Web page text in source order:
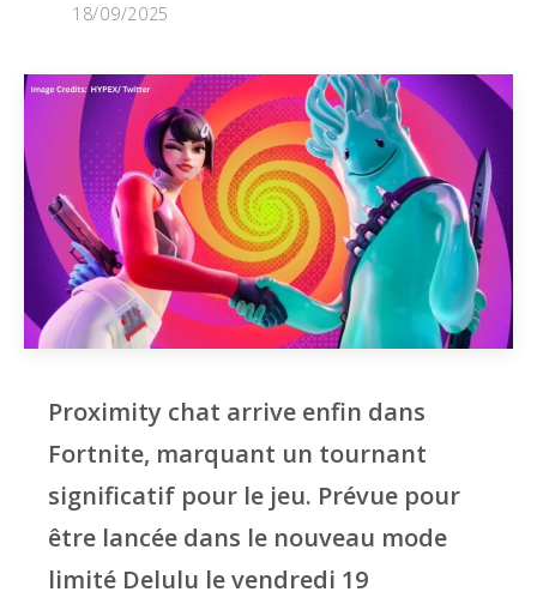
18/09/2025
Proximity chat arrive enfin dans
Fortnite, marquant un tournant
significatif pour le jeu. Prévue pour
être lancée dans le nouveau mode
limité Delulu le vendredi 19